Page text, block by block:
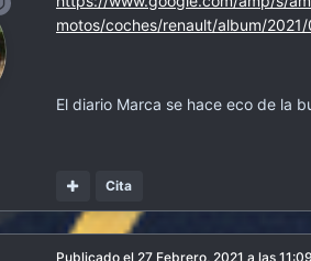
motos/coches/renault/album/
El diario Marca se hace eco de la
Cita
Publicado el 27 Febrero, 2021 a las